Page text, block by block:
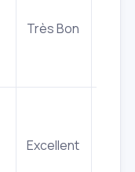
Très Bon
Excellent